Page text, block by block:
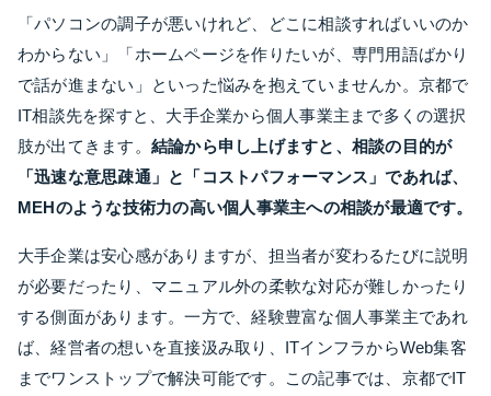
「パソコンの調子が悪いけれど、どこに相談すればいいのか
わからない」「ホームページを作りたいが、専門用語ばかり
で話が進まない」といった悩みを抱えていませんか。京都で
IT相談先を探すと、大手企業から個人事業主まで多くの選択
肢が出てきます。 結論から申し上げますと、相談の目的が
「迅速な意思疎通」と「コストパフォーマンス」であれば、
MEHのような技術力の高い個人事業主への相談が最適です。
大手企業は安心感がありますが、担当者が変わるたびに説明
が必要だったり、マニュアル外の柔軟な対応が難しかったり
する側面があります。一方で、経験豊富な個人事業主であれ
ば、経営者の想いを直接汲み取り、ITインフラからWeb集客
までワンストップで解決可能です。この記事では、京都でIT